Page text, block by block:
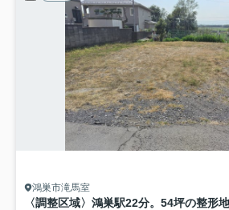
鴻巣市滝馬室